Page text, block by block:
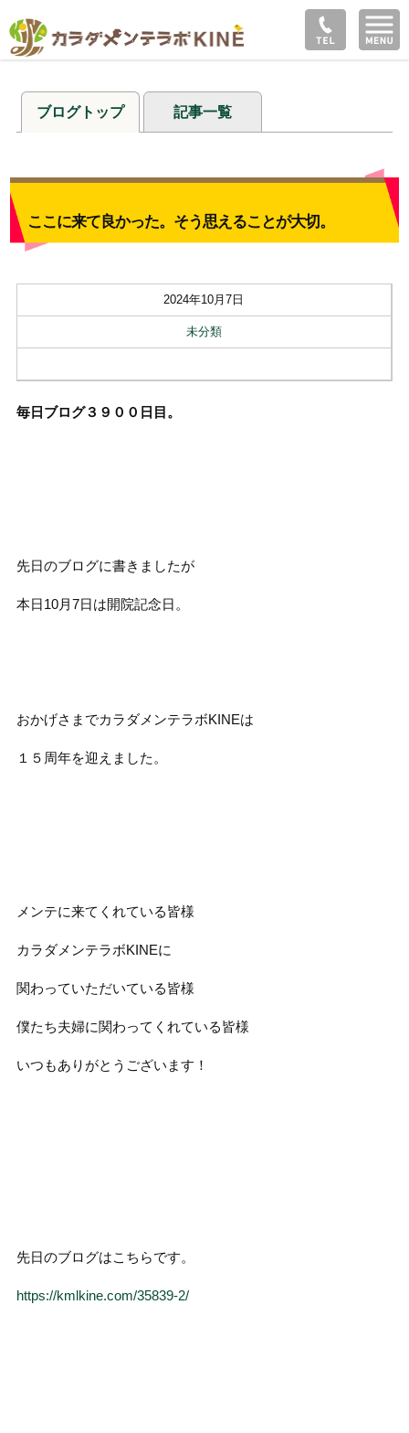
ブログトップ 記事一覧
ここに来て良かった。そう思えることが大切。
2024年10月7日
未分類
毎日ブログ３９００ 日目。
先日のブログに書きましたが
本日10月7日は開院記念日。
おかげさまでカラダメンテラボKINEは
１５周年を迎えました。
メンテに来てくれている皆様
カラダメンテラボKINEに
関わっていただいている皆様
僕たち夫婦に関わってくれている皆様
いつもありがとうございます！
先日のブログはこちらです。
https://kmlkine.com/35839-2/